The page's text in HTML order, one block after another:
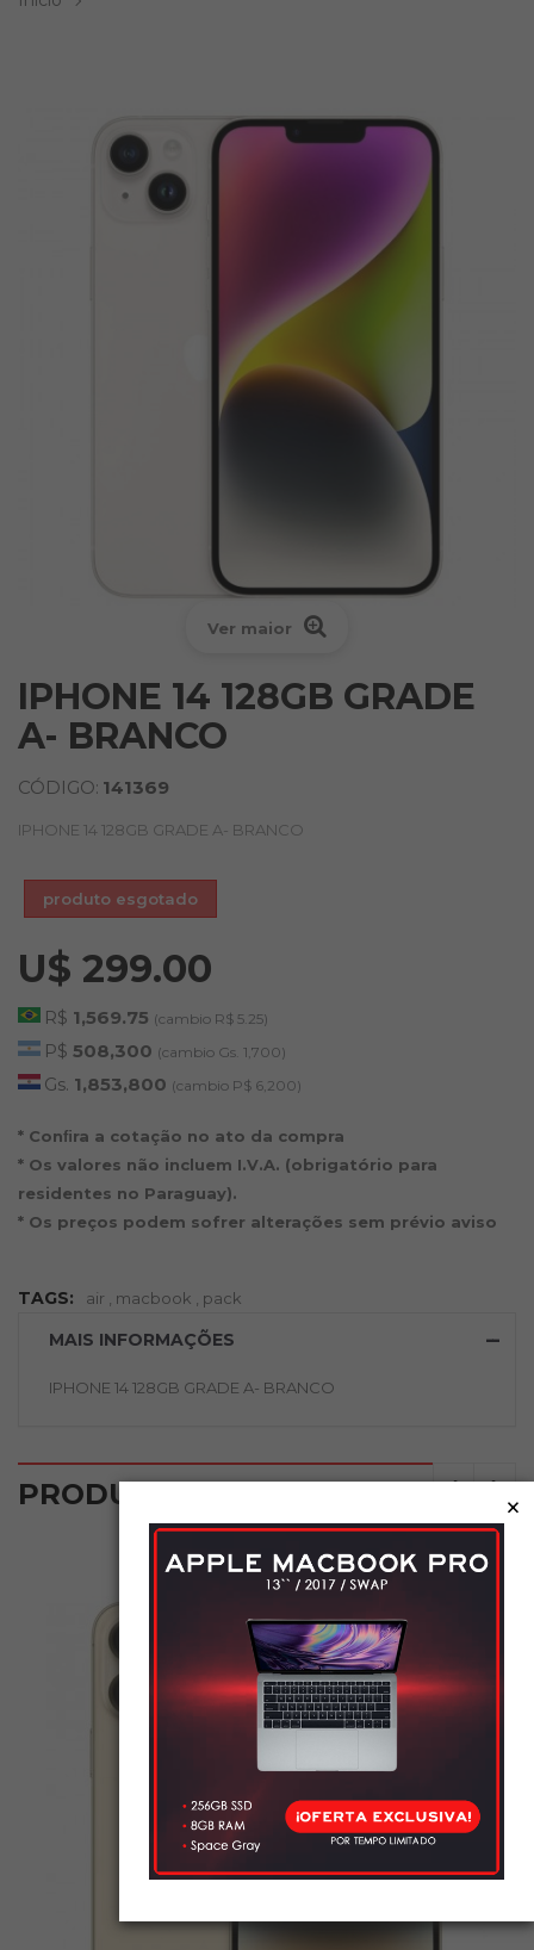
Ver maior
IPHONE 14 128GB GRADE
A- BRANCO
CÓDIGO: 141369
IPHONE 14 128GB GRADE A- BRANCO
produto esgotado
U$ 299.00
R$ 1,569.75 (cambio R$ 5.25)
P$ 508,300 (cambio Gs. 1,700)
Gs. 1,853,800 (cambio P$ 6,200)
* Conﬁra a cotação no ato da compra
* Os valores não incluem I.V.A. (obrigatório para
residentes no Paraguay).
* Os preços podem sofrer alterações sem prévio aviso
TAGS: air , macbook , pack
MAIS INFORMAÇÕES
IPHONE 14 128GB GRADE A- BRANCO
PRODUTOS RELACIONADOS ‹ ›
NOVO
×